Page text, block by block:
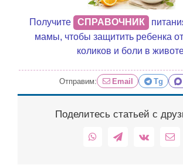
Получите СПРАВОЧНИК
мамы, чтобы защитить ребенка
коликов и боли в
Отправим: Email Tg
Поделитесь статьей с
WhatsAppTelegram
Vk